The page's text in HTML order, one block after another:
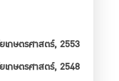
กษตรศาสตร์, 2553
กษตรศาสตร์, 2548